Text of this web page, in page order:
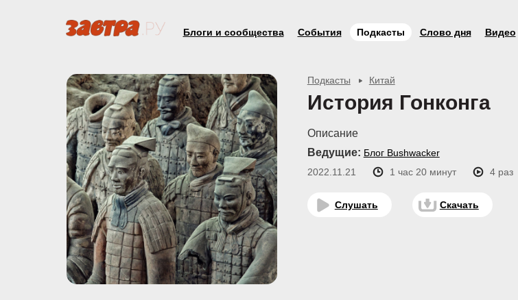
Блоги и сообщества События Подкасты Слово дня Видео
Подкасты
Китай
История Гонконга
Описание
Ведущие: Блог Bushwacker
2022.11.21
1 час 20 минут 4 раз
Слушать Скачать